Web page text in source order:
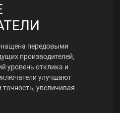
передовыми
производителей,
уровень отклика и
улучшают
увеличивая